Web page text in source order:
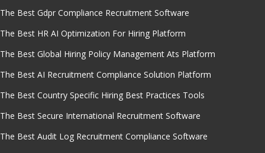
The Best Gdpr Compliance Recruitment Software
The Best HR AI Optimization For Hiring Platform
The Best Global Hiring Policy Management Ats Platform
The Best AI Recruitment Compliance Solution Platform
The Best Country Specific Hiring Best Practices Tools
The Best Secure International Recruitment Software
The Best Audit Log Recruitment Compliance Software